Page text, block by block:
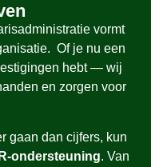
vormt
Of je nu een
hebt — wij
en zorgen voor
gaan dan cijfers, kun
ondersteuning. Van